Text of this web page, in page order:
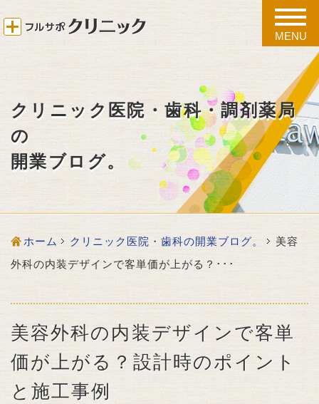
toggle
MENU
クリニック医院・歯科・調剤薬局
の
開業ブログ。
ホーム クリニック医院・歯科の開業ブログ。
美容
外科の内装デザインで客単価が上がる？･･･
美容外科の内装デザインで客単
価が上がる？設計時のポイント
と施工事例